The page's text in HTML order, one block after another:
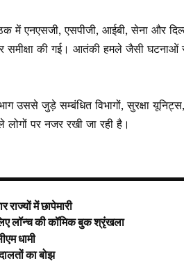
एनएसजी, एसपीजी, आईबी, सेना और
समीक्षा की गई। आतंकी हमले जैसी घटनाओं
उससे जुड़े सम्बंधित विभागों, सुरक्षा यूनिट्स,
लोगों पर नजर रखी जा रही है।
में छापेमारी
लॉन्च की कॉमिक बुक श्रृंखला
धामी
का बोझ